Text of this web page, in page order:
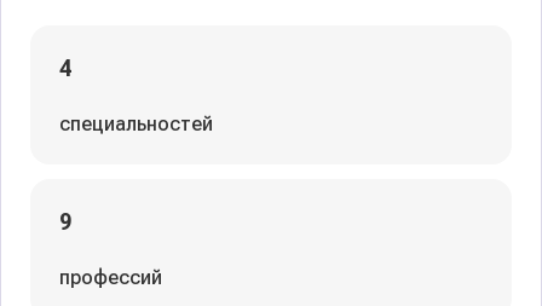
4
специальностей
9
профессий